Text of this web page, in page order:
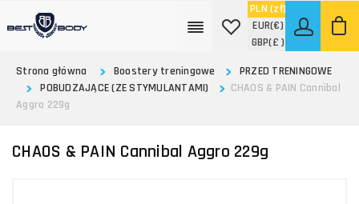
PLN (zł)
EUR(€)
GBP(£ )
Strona główna
Boostery treningowe
PRZED TRENINGOWE
POBUDZAJĄCE (ZE STYMULANTAMI)
CHAOS & PAIN Cannibal
Aggro 229g
CHAOS & PAIN Cannibal Aggro 229g